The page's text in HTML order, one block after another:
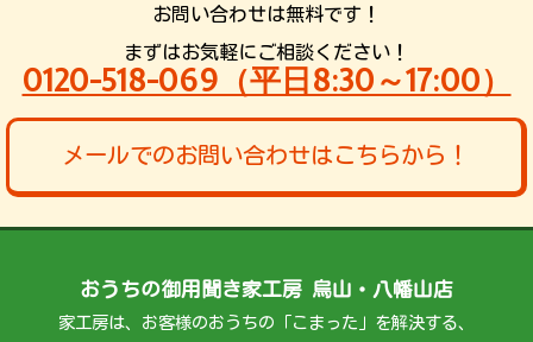
お問い合わせは無料です！
まずはお気軽にご相談ください！
0120-518-069（平日8:30～17:00）
メールでのお問い合わせはこちらから！
おうちの御用聞き家工房 烏山・八幡山店
家工房は、お客様のおうちの「こまった」を解決する、